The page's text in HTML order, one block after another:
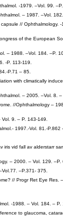
-1979. –Vol. 99.
– 1987. –Vol. 182.
// Ophthalmology. -
of the European
– 1988. –Vol. 184. –P.
-P. 113-119.
P.71 – 85.
with climatically
– 2005. –Vol. 8. –
//Ophthalmology –
9. – P. 143-149.
1997.-Vol. 81.-P.862
vid fall av alderstarr
– 2000. – Vol. 129. –P.
–P.371- 375.
// Progr Ret Eye Res.
-1988. – Vol. 184. – P.
to glaucoma,